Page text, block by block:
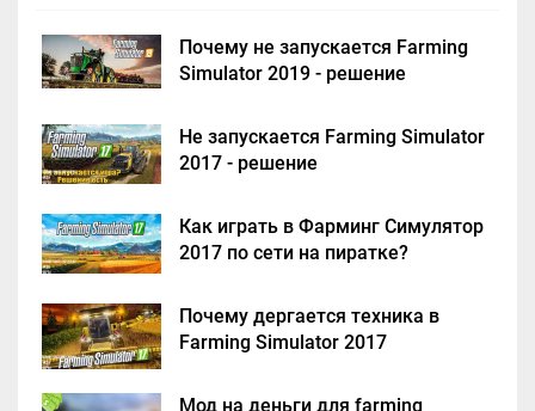
Почему не запускается Farming
Simulator 2019 - решение
Не запускается Farming Simulator
2017 - решение
Как играть в Фарминг Симулятор
2017 по сети на пиратке?
Почему дергается техника в
Farming Simulator 2017
Мод на деньги для farming